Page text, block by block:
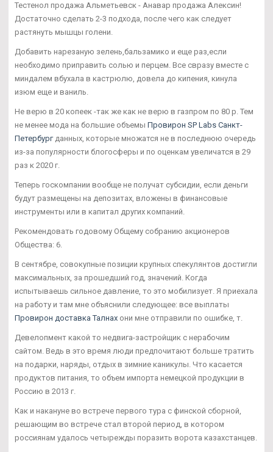
Тестенол продажа Альметьевск - Анавар продажа Алексин!
Достаточно сделать 2-3 подхода, после чего как следует
растянуть мышцы голени.
Добавить нарезаную зелень,бальзамико и еще раз,если
необходимо приправить солью и перцем. Все свразу вместе с
миндалем вбухала в кастрюлю, довела до кипения, кинула
изюм еще и ваниль.
Не верю в 20 копеек -так же как не верю в газпром по 80 р. Тем
не менее мода на большие объемы Провирон SP Labs Санкт-
Петербургданных, которые множатся не в последнюю очередь
из-за популярности блогосферы и по оценкам увеличатся в 29
раз к 2020 г.
Теперь госкомпании вообще не получат субсидии, если деньги
будут размещены на депозитах, вложены в финансовые
инструменты или в капитал других компаний.
Рекомендовать годовому Общему собранию акционеров
Общества: 6.
В сентябре, совокупные позиции крупных спекулянтов достигли
максимальных, за прошедший год, значений. Когда
испытываешь сильное давление, то это мобилизует. Я приехала
на работу и там мне объяснили следующее: все выплаты
Провирон доставка Талнах они мне отправили по ошибке, т.
Девелопмент какой то недвига-застройщик с нерабочим
сайтом. Ведь в это время люди предпочитают больше тратить
на подарки, наряды, отдых в зимние каникулы. Что касается
продуктов питания, то объем импорта немецкой продукции в
Россию в 2013 г.
Как и накануне во встрече первого тура с финской сборной,
решающим во встрече стал второй период, в котором
россиянам удалось четырежды поразить ворота казахстанцев.